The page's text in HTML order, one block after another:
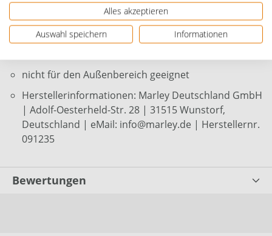
einfach zu verlegen durch Steckmontage
für alle Abwasseranschlüsse im Haus
nicht für den Außenbereich geeignet
Herstellerinformationen: Marley Deutschland GmbH
| Adolf-Oesterheld-Str. 28 | 31515 Wunstorf,
Deutschland | eMail: info@marley.de | Herstellernr.
091235
Bewertungen
Alles akzeptieren
Auswahl speichern
Informationen